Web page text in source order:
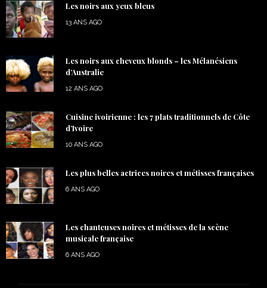
Les noirs aux yeux bleus
13 ANS AGO
Les noirs aux cheveux blonds – les Mélanésiens
d’Australie
12 ANS AGO
Cuisine ivoirienne : les 7 plats traditionnels de Côte
d’Ivoire
10 ANS AGO
Les plus belles actrices noires et métisses françaises
6 ANS AGO
Les chanteuses noires et métisses de la scène
musicale française
6 ANS AGO